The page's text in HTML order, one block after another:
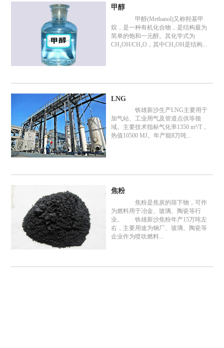
甲醇
甲醇(Methanol)又称羟基甲
烷，是一种有机化合物，是结构最为
简单的饱和一元醇。其化学式为
CH₃OH/CH₄O，其中CH₃OH是结构...
LNG
铁雄新沙生产LNG主要用于
加气站、工业用气及管道点供等领
域。主要技术指标气化率1350 m³/T，
热值10500 MJ。年产能8万吨...
焦粉
焦粉是焦炭的筛下物，可作
为燃料用于冶金、玻璃、陶瓷等行
业。 铁雄新沙焦粉年产15万吨左
右，主要用途为钢厂、玻璃、陶瓷等
企业作为喷吹燃料...